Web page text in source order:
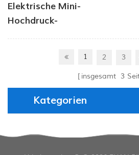
Elektrische Mini-
Hochdruck-
1 2 3
insgesamt 3
Kategorien